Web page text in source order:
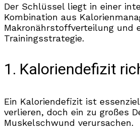
Der Schlüssel liegt in einer
Kombination aus
Makronährstoffverteilung und
Trainingsstrategie.
1. Kaloriendefizit
Ein Kaloriendefizit ist
verlieren, doch ein zu großes
Muskelschwund verursachen.